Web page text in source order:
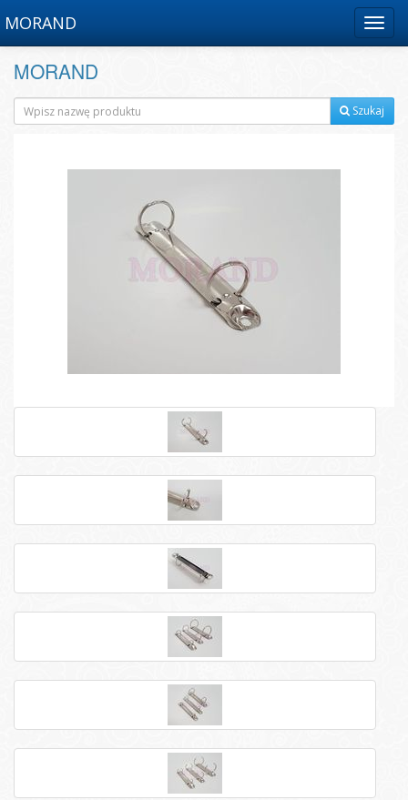
Menu
MORAND
MORAND
Szukaj